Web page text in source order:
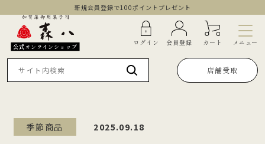
新規会員登録で100ポイントプレゼント
公式オンラインショップ ログイン 会員登録 カート メニュー
店舗受取
季節商品 2025.09.18